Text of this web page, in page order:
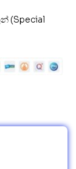
(Special